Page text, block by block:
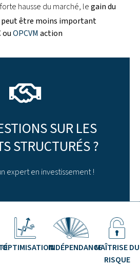
hausse du marché, legain du
être moins important
ouOPCVM action
SUR LES
STRUCTURÉS ?
expert en investissement !
PCA PROCHE DE
VOUS
PRENDRE RDV
OPTIMISATIONINDÉPENDANCEMAÎTRISE DU
RISQUE